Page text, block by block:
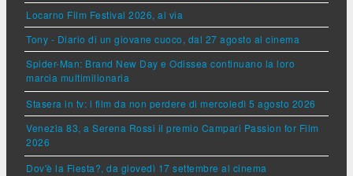
Locarno Film Festival 2026, al via
Tony - Diario di un giovane cuoco, dal 27 agosto al cinema
Spider-Man: Brand New Day e Odissea continuano la loro
marcia multimilionaria
Stasera in tv: i film da non perdere di mercoledì 5 agosto 2026
Venezia 83, a Serena Rossi il premio Campari Passion for Film
2026
Dov'è la Fiesta?, da giovedì 17 settembre al cinema